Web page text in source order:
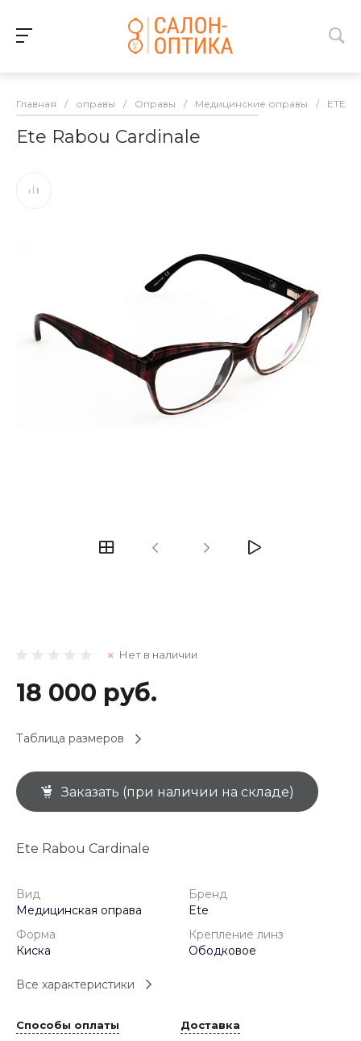
Главная / оправы / Оправы / Медицинские оправы / ETE
Ete Rabou Cardinale
Нет в наличии
18 000 руб.
Таблица размеров
Заказать (при наличии на складе)
Ete Rabou Cardinale
Вид
Медицинская оправа
Бренд
Ete
Форма
Киска
Крепление линз
Ободковое
Все характеристики
Способы оплаты Доставка